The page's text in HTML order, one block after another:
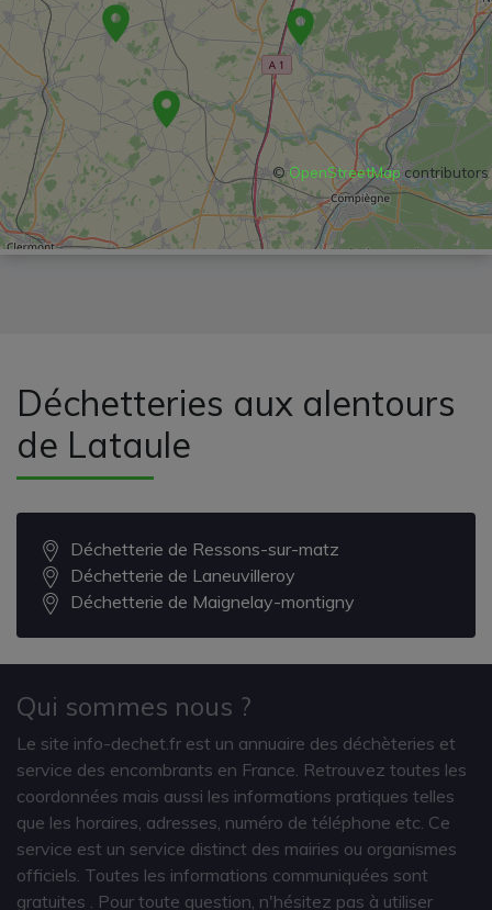
©OpenStreetMap contributors
Déchetteries aux alentours
de Lataule
Déchetterie de Ressons-sur-matz
Déchetterie de Laneuvilleroy
Déchetterie de Maignelay-montigny
Qui sommes nous ?
Le site info-dechet.fr est un annuaire des déchèteries et
service des encombrants en France. Retrouvez toutes les
coordonnées mais aussi les informations pratiques telles
que les horaires, adresses, numéro de téléphone etc. Ce
service est un service distinct des mairies ou organismes
officiels. Toutes les informations communiquées sont
gratuites
. Pour toute question, n'hésitez pas à utiliser